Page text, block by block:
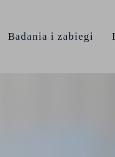
Badania i zabiegi